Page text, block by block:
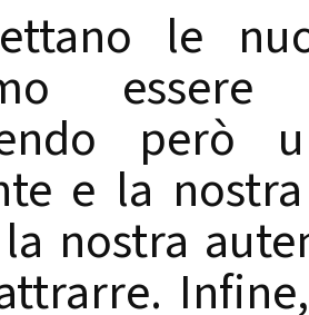
le
però
e la
nostra